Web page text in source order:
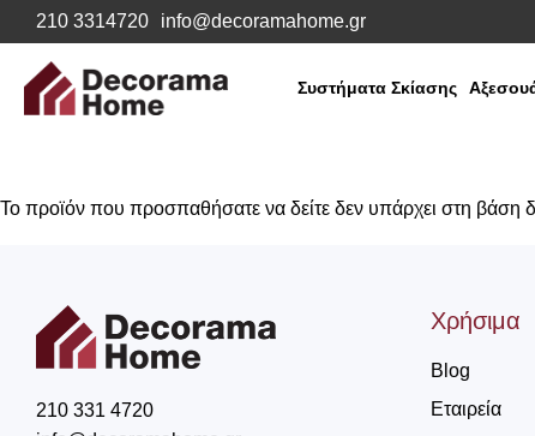
210 3314720 info@decoramahome.gr
Συστήματα Σκίασης
Το προϊόν που προσπαθήσατε να δείτε δεν υπάρχει στη βάση
210 331 4720
Χρήσιμα
Blog
Εταιρεία